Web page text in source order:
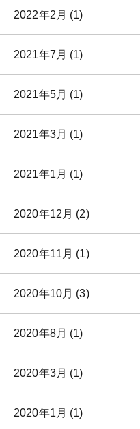
2022年2月 (1)
2021年7月 (1)
2021年5月 (1)
2021年3月 (1)
2021年1月 (1)
2020年12月 (2)
2020年11月 (1)
2020年10月 (3)
2020年8月 (1)
2020年3月 (1)
2020年1月 (1)